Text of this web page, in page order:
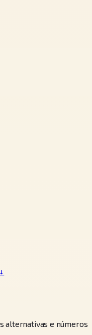
alternativas e números